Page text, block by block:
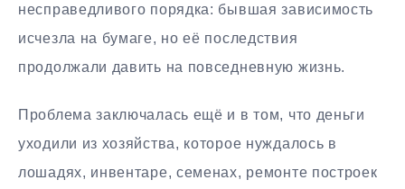
несправедливого порядка: бывшая зависимость
исчезла на бумаге, но её последствия
продолжали давить на повседневную жизнь.
Проблема заключалась ещё и в том, что деньги
уходили из хозяйства, которое нуждалось в
лошадях, инвентаре, семенах, ремонте построек